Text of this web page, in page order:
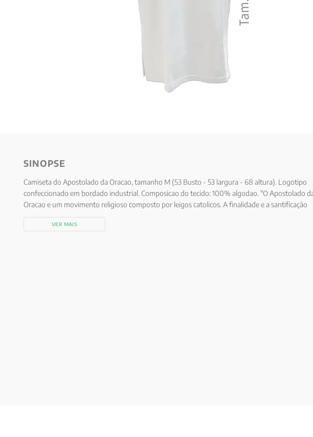
SINOPSE
Camiseta do Apostolado da Oracao, tamanho M (53 Busto - 53 largura - 68 altura). Logotipo
confeccionado em bordado industrial. Composicao do tecido: 100% algodao. "O Apostolado
Oracao e um movimento religioso composto por leigos catolicos. A finalidade e a santificação
pessoal e a evangelizacao das familias com especial devocao ao Sagrado Coracao de Jesus. O
do apostolado e a doacao a Deus, pelo conhecimento da palavra, pela oracao, pelo oferecimento
VER MAIS